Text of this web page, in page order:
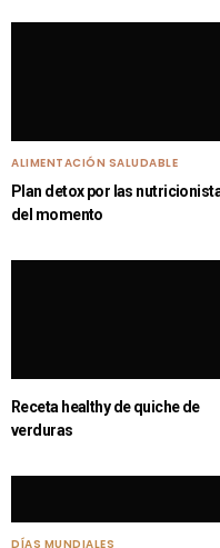
ALIMENTACIÓN SALUDABLE
Plan detox por las
del momento
Receta healthy de quiche de
verduras
DÍAS MUNDIALES